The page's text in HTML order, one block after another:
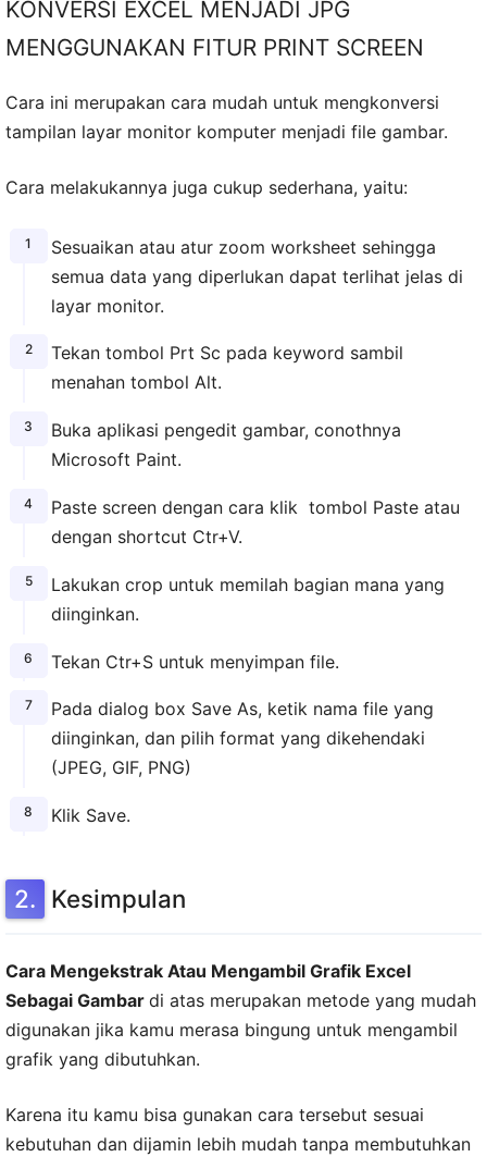
KONVERSI EXCEL MENJADI JPG
MENGGUNAKAN FITUR PRINT SCREEN
Cara ini merupakan cara mudah untuk mengkonversi
tampilan layar monitor komputer menjadi file gambar.
Cara melakukannya juga cukup sederhana, yaitu:
Sesuaikan atau atur zoom worksheet sehingga
semua data yang diperlukan dapat terlihat jelas di
layar monitor.
Tekan tombol Prt Sc pada keyword sambil
menahan tombol Alt.
Buka aplikasi pengedit gambar, conothnya
Microsoft Paint.
Paste screen dengan cara klik tombol Paste atau
dengan shortcut Ctr+V.
Lakukan crop untuk memilah bagian mana yang
diinginkan.
Tekan Ctr+S untuk menyimpan file.
Pada dialog box Save As, ketik nama file yang
diinginkan, dan pilih format yang dikehendaki
(JPEG, GIF, PNG)
Klik Save.
Kesimpulan
Cara Mengekstrak Atau Mengambil Grafik Excel
Sebagai Gambar di atas merupakan metode yang mudah
digunakan jika kamu merasa bingung untuk mengambil
grafik yang dibutuhkan.
Karena itu kamu bisa gunakan cara tersebut sesuai
kebutuhan dan dijamin lebih mudah tanpa membutuhkan